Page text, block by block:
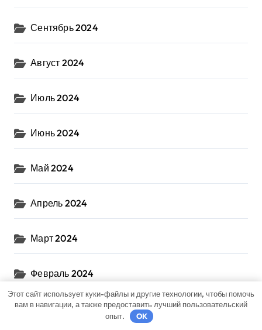
Сентябрь 2024
Август 2024
Июль 2024
Июнь 2024
Май 2024
Апрель 2024
Март 2024
Февраль 2024
Январь 2024
Этот сайт использует куки-файлы и другие технологии, чтобы помочь
вам в навигации, а также предоставить лучший пользовательский
опыт.
OK